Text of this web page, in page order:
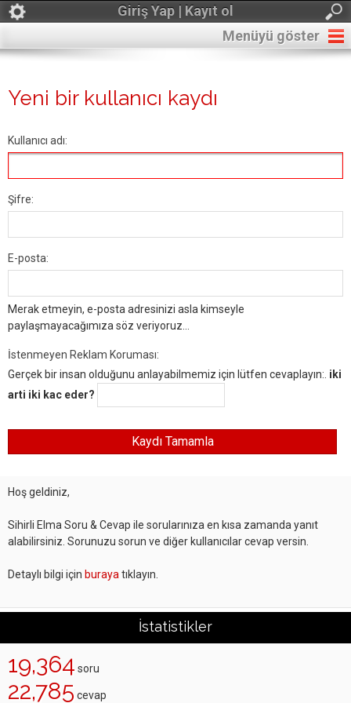
Giriş Yap | Kayıt ol
Menüyü göster
Yeni bir kullanıcı kaydı
Kullanıcı adı:
Şifre:
E-posta:
Merak etmeyin, e-posta adresinizi asla kimseyle
paylaşmayacağımıza söz veriyoruz...
İstenmeyen Reklam Koruması:
Gerçek bir insan olduğunu anlayabilmemiz için lütfen cevaplayın:. iki
arti iki kac eder?
Hoş geldiniz,
Sihirli Elma Soru & Cevap ile sorularınıza en kısa zamanda yanıt
alabilirsiniz. Sorunuzu sorun ve diğer kullanıcılar cevap versin.
Detaylı bilgi için buraya tıklayın.
İstatistikler
19,364 soru
22,785 cevap